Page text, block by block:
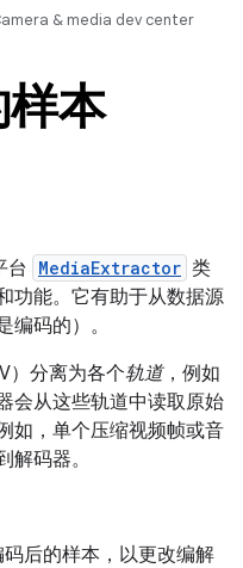
& media dev center
本
台 MediaExtractor 类
功能。它有助于从数据源
码的）。
）分离为各个轨道，例如
会从这些轨道中读取原始
如，单个压缩视频帧或音
码器。
后的样本，以更改编解